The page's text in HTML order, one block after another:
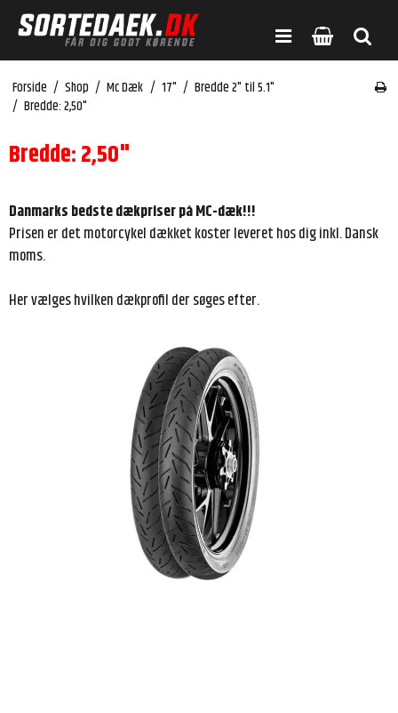
Forside / Shop / Mc Dæk / 17" / Bredde 2" til 5.1"
/ Bredde: 2,50"
Bredde: 2,50"
Danmarks bedste dækpriser på MC-dæk!!!
Prisen er det motorcykel dækket koster leveret hos dig inkl. Dansk
moms.
Her vælges hvilken dækprofil der søges efter.